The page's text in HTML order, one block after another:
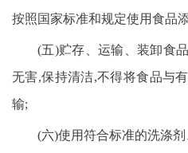
按照国家标准和规定使用食品
(五)贮存、运输、装卸食
无害,保持清洁,不得将食品与
输;
(六)使用符合标准的洗涤